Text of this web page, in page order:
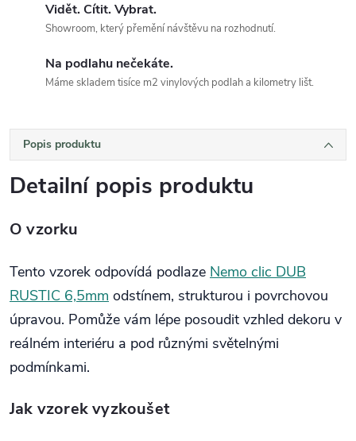
Vidět. Cítit. Vybrat.
Showroom, který přemění návštěvu na rozhodnutí.
Na podlahu nečekáte.
Máme skladem tisíce m2 vinylových podlah a kilometry lišt.
Popis produktu
Detailní popis produktu
O vzorku
Tento vzorek odpovídá podlaze Nemo clic DUB
RUSTIC 6,5mm odstínem, strukturou i povrchovou
úpravou. Pomůže vám lépe posoudit vzhled dekoru v
reálném interiéru a pod různými světelnými
podmínkami.
Jak vzorek vyzkoušet